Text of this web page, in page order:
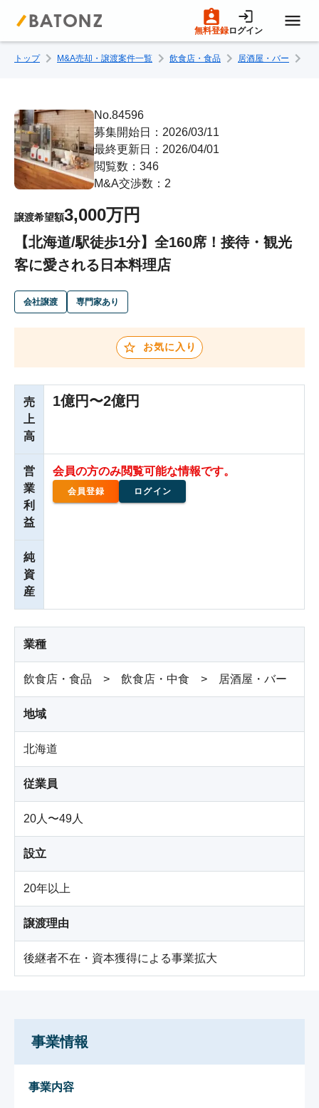
無料登録ログイン
トップページ
M&A案件一覧
売りたい方へ
成約事例
M&A専門家の方へ
トップ M&A売却・譲渡案件一覧 飲食店・食品 居酒屋・バー
No.84596
募集開始日：2026/03/11
最終更新日：2026/04/01
閲覧数：346
M&A交渉数：2
譲渡希望額3,000万円
【北海道/駅徒歩1分】全160席！接待・観光
客に愛される日本料理店
会社譲渡 専門家あり
お気に入り
売
上
高
1億円〜2億円
営
業
利
益
会員の方のみ閲覧可能な情報です。
会員登録 ログイン
純
資
産
業種
飲食店・食品 > 飲食店・中食 > 居酒屋・バー
地域
北海道
従業員
20人〜49人
設立
20年以上
譲渡理由
後継者不在・資本獲得による事業拡大
事業情報
事業内容